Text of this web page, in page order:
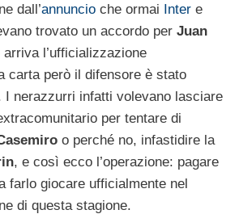
dall’annuncio che ormai Inter e
trovato un accordo per Juan
l’ufficializzazione
carta però il difensore è stato
I nerazzurri infatti volevano lasciare
per tentare di
o perché no, infastidire la
, e così ecco l’operazione: pagare
farlo giocare ufficialmente nel
di questa stagione.